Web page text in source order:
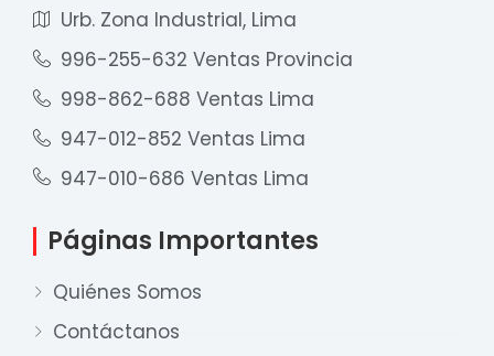
Urb. Zona Industrial, Lima
996-255-632 Ventas Provincia
998-862-688 Ventas Lima
947-012-852 Ventas Lima
947-010-686 Ventas Lima
Páginas Importantes
Quiénes Somos
Contáctanos